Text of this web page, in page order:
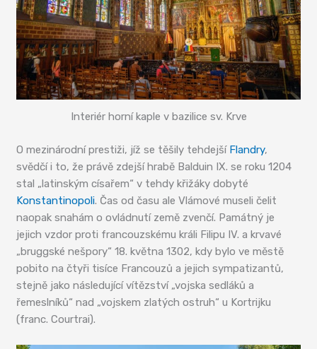
Interiér horní kaple v bazilice sv. Krve
O mezinárodní prestiži, jíž se těšily tehdejší Flandry,
svědčí i to, že právě zdejší hrabě Balduin IX. se roku 1204
stal „latinským císařem“ v tehdy křižáky dobyté
Konstantinopoli. Čas od času ale Vlámové museli čelit
naopak snahám o ovládnutí země zvenčí. Památný je
jejich vzdor proti francouzskému králi Filipu IV. a krvavé
„bruggské nešpory“ 18. května 1302, kdy bylo ve městě
pobito na čtyři tisíce Francouzů a jejich sympatizantů,
stejně jako následující vítězství „vojska sedláků a
řemeslníků“ nad „vojskem zlatých ostruh“ u Kortrijku
(franc. Courtrai).